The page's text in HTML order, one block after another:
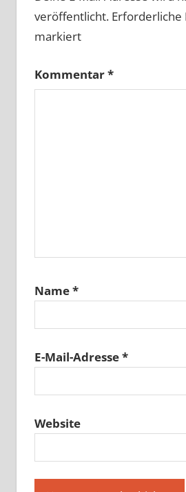
veröffentlicht. Erforderliche
markiert
Kommentar*
Name*
E-Mail-Adresse*
Website